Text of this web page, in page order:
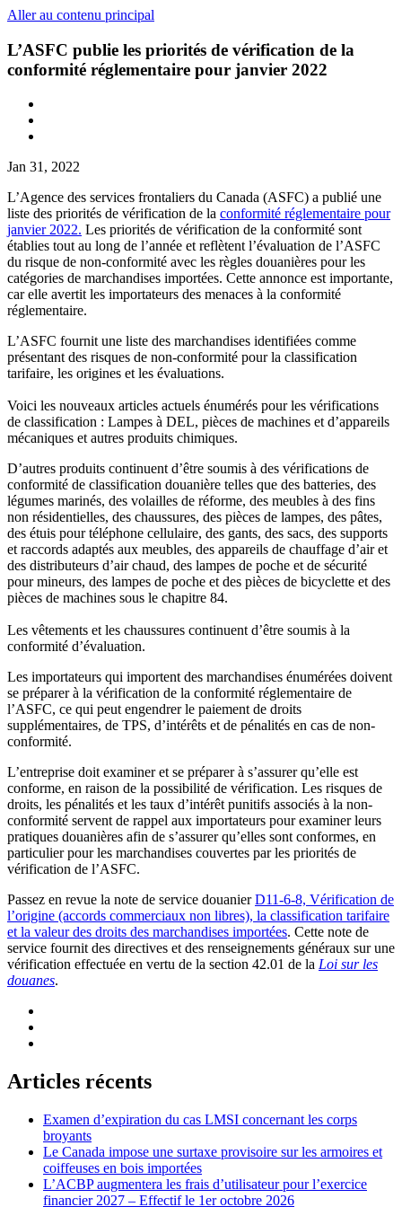
Aller au contenu principal
L’ASFC publie les priorités de vérification de la
conformité réglementaire pour janvier 2022
Jan 31, 2022
L’Agence des services frontaliers du Canada (ASFC) a publié une
liste des priorités de vérification de la conformité réglementaire pour
janvier 2022. Les priorités de vérification de la conformité sont
établies tout au long de l’année et reflètent l’évaluation de l’ASFC
du risque de non-conformité avec les règles douanières pour les
catégories de marchandises importées. Cette annonce est importante,
car elle avertit les importateurs des menaces à la conformité
réglementaire.
L’ASFC fournit une liste des marchandises identifiées comme
présentant des risques de non-conformité pour la classification
tarifaire, les origines et les évaluations.
Voici les nouveaux articles actuels énumérés pour les vérifications
de classification : Lampes à DEL, pièces de machines et d’appareils
mécaniques et autres produits chimiques.
D’autres produits continuent d’être soumis à des vérifications de
conformité de classification douanière telles que des batteries, des
légumes marinés, des volailles de réforme, des meubles à des fins
non résidentielles, des chaussures, des pièces de lampes, des pâtes,
des étuis pour téléphone cellulaire, des gants, des sacs, des supports
et raccords adaptés aux meubles, des appareils de chauffage d’air et
des distributeurs d’air chaud, des lampes de poche et de sécurité
pour mineurs, des lampes de poche et des pièces de bicyclette et des
pièces de machines sous le chapitre 84.
Les vêtements et les chaussures continuent d’être soumis à la
conformité d’évaluation.
Les importateurs qui importent des marchandises énumérées doivent
se préparer à la vérification de la conformité réglementaire de
l’ASFC, ce qui peut engendrer le paiement de droits
supplémentaires, de TPS, d’intérêts et de pénalités en cas de non-
conformité.
L’entreprise doit examiner et se préparer à s’assurer qu’elle est
conforme, en raison de la possibilité de vérification. Les risques de
droits, les pénalités et les taux d’intérêt punitifs associés à la non-
conformité servent de rappel aux importateurs pour examiner leurs
pratiques douanières afin de s’assurer qu’elles sont conformes, en
particulier pour les marchandises couvertes par les priorités de
vérification de l’ASFC.
Passez en revue la note de service douanierD11-6-8, Vérification de
l’origine (accords commerciaux non libres), la classification tarifaire
et la valeur des droits des marchandises importées. Cette note de
service fournit des directives et des renseignements généraux sur une
vérification effectuée en vertu de la section 42.01 de la Loi sur les
douanes.
Articles récents
Examen d’expiration du cas LMSI concernant les corps
broyants
Le Canada impose une surtaxe provisoire sur les armoires et
coiffeuses en bois importées
L’ACBP augmentera les frais d’utilisateur pour l’exercice
financier 2027 – Effectif le 1er octobre 2026